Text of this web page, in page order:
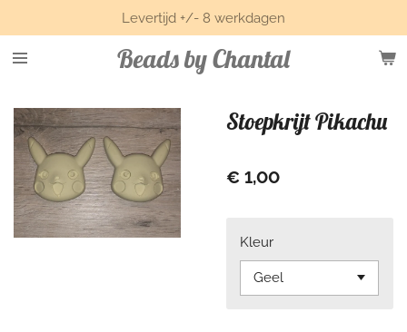
direct
naar
hoofdinhoud
Beads by Chantal
Levertijd +/- 8 werkdagen
Stoepkrijt Pikachu
€ 1,00
Kleur